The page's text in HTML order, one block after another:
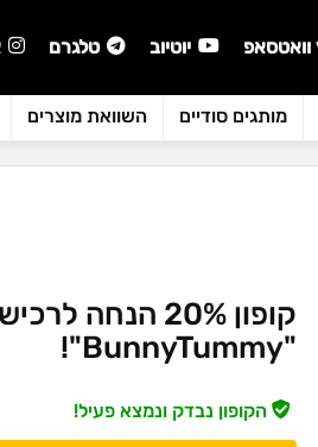
טלגרם יוטיוב וואטסאפ
מותגים סודיים השוואת מוצרים
קופון 20% הנחה
"BunnyTummy"!
הקופון נבדק ונמצא פעיל!